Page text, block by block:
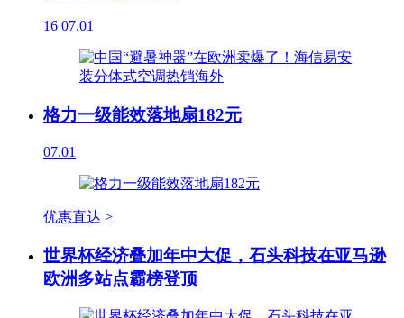
16 07.01
格力一级能效落地扇182元
07.01
优惠直达 >
世界杯经济叠加年中大促，石头科技在亚马逊
欧洲多站点霸榜登顶